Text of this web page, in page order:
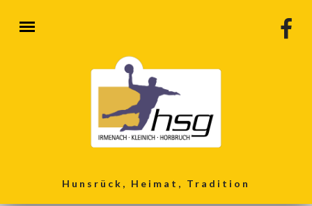
Hunsrück, Heimat, Tradition